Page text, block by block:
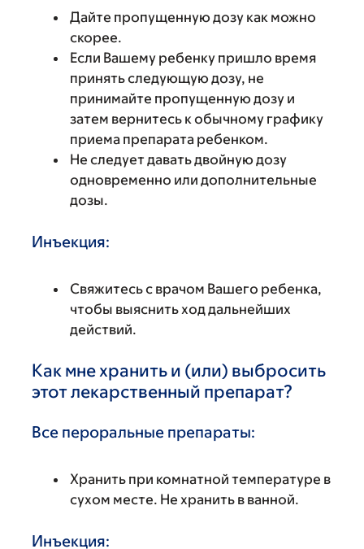
Дайте пропущенную дозу как можно
скорее.
Если Вашему ребенку пришло время
принять следующую дозу, не
принимайте пропущенную дозу и
затем вернитесь к обычному графику
приема препарата ребенком.
Не следует давать двойную дозу
одновременно или дополнительные
дозы.
Инъекция:
Свяжитесь с врачом Вашего ребенка,
чтобы выяснить ход дальнейших
действий.
Как мне хранить и (или) выбросить
этот лекарственный препарат?
Все пероральные препараты:
Хранить при комнатной температуре в
сухом месте. Не хранить в ванной.
Инъекция: